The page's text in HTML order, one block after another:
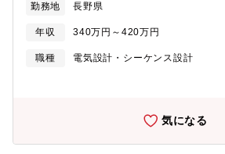
請処理 ・導入後の社員フォロー ■導入後の
景】■組織強化による募集【組織構成】■
環境】■個々人のキャリアに合わせた階層別
技術活動支援を通じて社員の成長を後押し
勤務地 長野県
年収 340万円～420万円
職種
電気設計・シーケンス設計
気になる